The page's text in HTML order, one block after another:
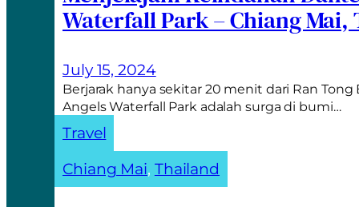
Waterfall Park – Chiang
July 15, 2024
Berjarak hanya sekitar 20 menit dari Ran
Angels Waterfall Park adalah surga di bumi…
Travel
Chiang Mai, Thailand